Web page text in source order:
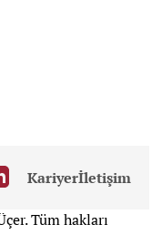
Kariyerİletişim
Tüm hakları